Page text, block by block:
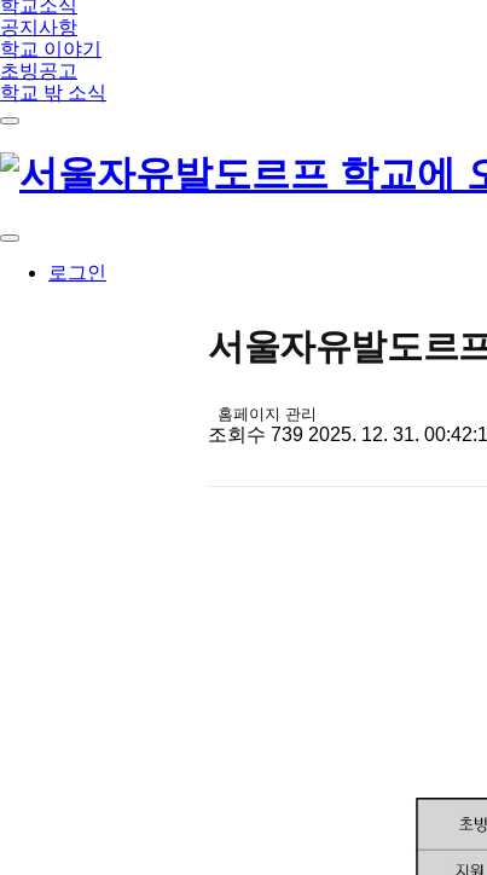
학교소식
공지사항
학교 이야기
초빙공고
학교 밖 소식
메
뉴
로그인
서울자유발도르
유저 이미지
홈페이지 관리
조회수 739 작
2025. 12. 31.